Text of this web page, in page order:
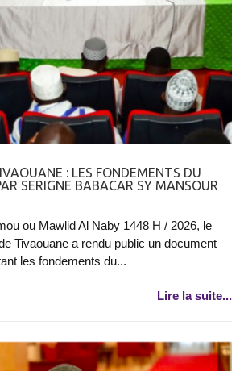
: LES FONDEMENTS DU
SERIGNE BABACAR SY MANSOUR
ou Mawlid Al Naby 1448 H / 2026, le
Tivaouane a rendu public un document
les fondements du...
Lire la suite...